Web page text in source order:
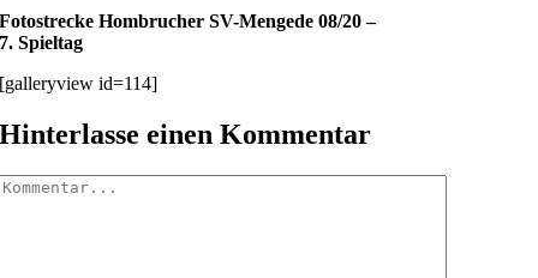
Fotostrecke Hombrucher SV-Mengede 08/20 –
7. Spieltag
[galleryview id=114]
Hinterlasse einen Kommentar